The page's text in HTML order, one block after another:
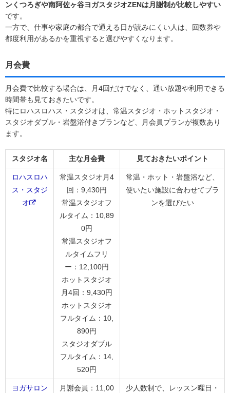
ンくつろぎや南阿佐ヶ谷ヨガスタジオZENは月謝制が比較しやすい
です。
一方で、仕事や家庭の都合で通える日が読みにくい人は、回数券や
都度利用があるかを重視すると選びやすくなります。
月会費
月会費で比較する場合は、月4回だけでなく、通い放題や利用できる
時間帯も見ておきたいです。
特にロハスロハス・スタジオは、常温スタジオ・ホットスタジオ・
スタジオダブル・岩盤浴付きプランなど、月会員プランが複数あり
ます。
スタジオ名 主な月会費 見ておきたいポイント
ロハスロハ
ス・スタジ
オ
常温スタジオ月4
回：9,430円
常温スタジオフ
ルタイム：10,89
0円
常温スタジオフ
ルタイムフリ
ー：12,100円
ホットスタジオ
月4回：9,430円
ホットスタジオ
フルタイム：10,
890円
スタジオダブル
フルタイム：14,
520円
常温・ホット・岩盤浴など、
使いたい施設に合わせてプラ
ンを選びたい
ヨガサロン
月謝会員：11,00
少人数制で、レッスン曜日・